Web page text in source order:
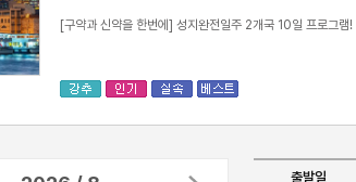
[구약과 신약을 한번에] 성지완전일주 2개국 10일 프로그램!
출발일